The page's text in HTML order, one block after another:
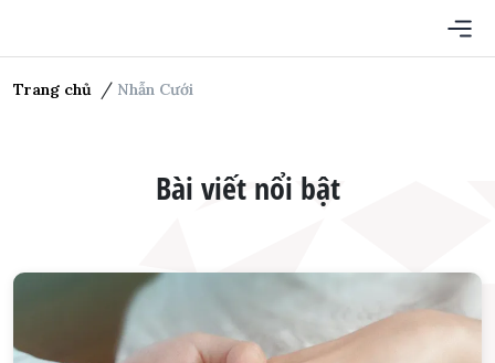
CHUYÊN MỤC
VÁY CƯỚI MAKE UP CƯỚI
TUẦN TRĂNG MẬT
Trang chủ Nhẫn Cưới
Bài viết nổi bật